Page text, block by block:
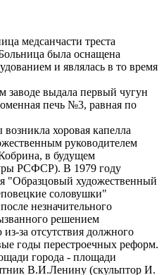
медсанчасти треста
была оснащена
и являлась в то время
заводе выдала первый чугун
печь №3, равная по
хоровая капелла
руководителем
в будущем
РСФСР). В 1979 году
"Образцовый художественный
соловушки"
незначительного
решением
за отсутствия должного
годы перестроечных реформ.
города - площади
В.И.Ленину (скульптор И.